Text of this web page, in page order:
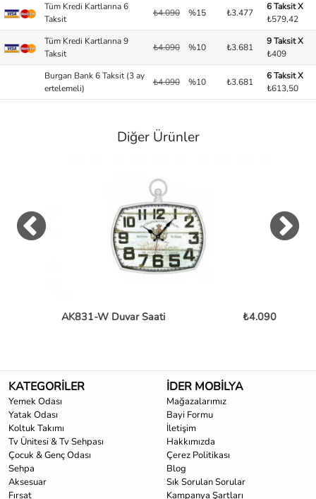
Tüm Kredi Kartlarına 6
Taksit
₺4.090 %15 ₺3.477
6 Taksit X
₺579,42
Tüm Kredi Kartlarına 9
Taksit
₺4.090 %10 ₺3.681
9 Taksit X
₺409
Burgan Bank 6 Taksit (3 ay
ertelemeli)
₺4.090 %10 ₺3.681
6 Taksit X
₺613,50
Diğer Ürünler
AK831-W Duvar Saati ₺4.090
KATEGORİLER
Yemek Odası
Yatak Odası
Koltuk Takımı
Tv Ünitesi & Tv Sehpası
Çocuk & Genç Odası
Sehpa
Aksesuar
Fırsat
İDER MOBİLYA
Mağazalarımız
Bayi Formu
İletişim
Hakkımızda
Çerez Politikası
Blog
Sık Sorulan Sorular
Kampanya Şartları